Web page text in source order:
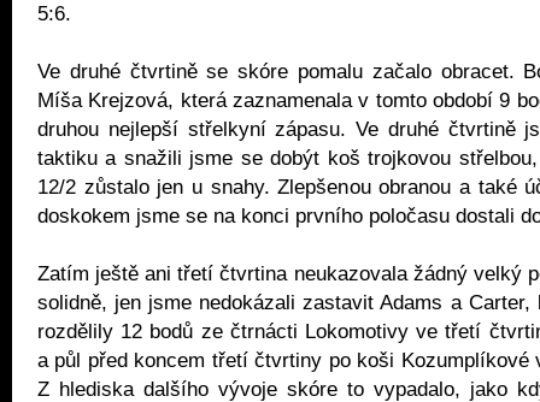
5:6.
Ve druhé čtvrtině se skóre pomalu začalo obracet.
Míša Krejzová, která zaznamenala v tomto období 9
druhou nejlepší střelkyní zápasu. Ve druhé čtvrtině
taktiku a snažili jsme se dobýt koš trojkovou
12/2 zůstalo jen u snahy. Zlepšenou obranou a také
doskokem jsme se na konci prvního poločasu dostali
Zatím ještě ani třetí čtvrtina neukazovala žádný velký
solidně, jen jsme nedokázali zastavit Adams a
rozdělily 12 bodů ze čtrnácti Lokomotivy ve třetí
a půl před koncem třetí čtvrtiny po koši Kozumplíkové
Z hlediska dalšího vývoje skóre to vypadalo, jako